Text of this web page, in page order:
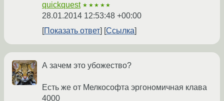
quickquest ★★★★★
28.01.2014 12:53:48 +00:00
Показать ответ
Ссылка
А зачем это убожество?
Есть же от Мелкософта эргономичная клава
4000